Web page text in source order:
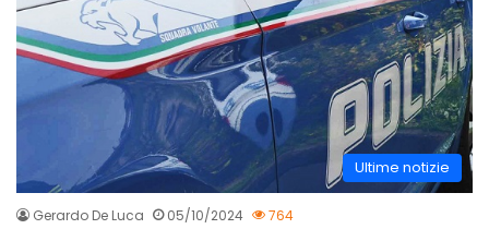
Ultime notizie
Gerardo De Luca 05/10/2024 764